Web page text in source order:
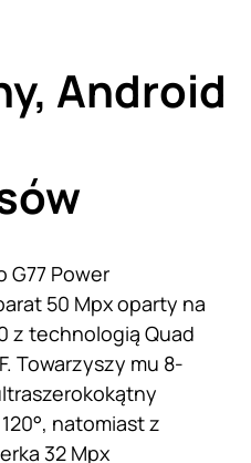
Android
Power
50 Mpx oparty na
z technologią Quad
Towarzyszy mu 8-
natomiast z
32 Mpx